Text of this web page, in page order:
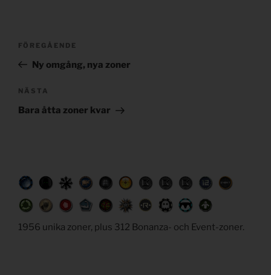
Post
Föregående
inlägg
FÖREGÅENDE
Ny omgång, nya zoner
Nästa
inlägg
NÄSTA
Bara åtta zoner kvar
1956 unika zoner, plus 312 Bonanza- och Event-zoner.